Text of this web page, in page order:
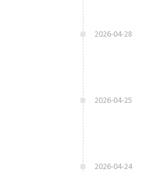
2026-04-28
2026-04-25
2026-04-24